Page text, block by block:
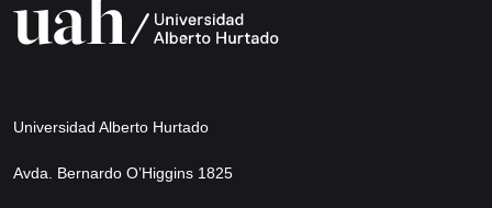
Universidad Alberto Hurtado
Avda. Bernardo O’Higgins 1825